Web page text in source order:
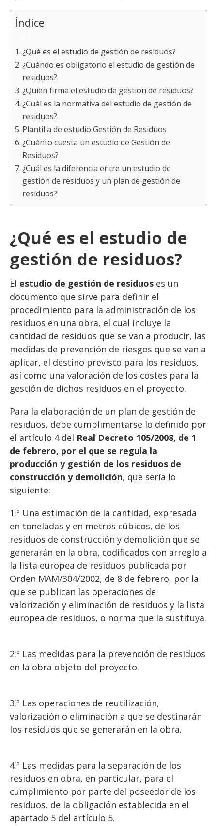
Índice
¿Qué es el estudio de gestión de residuos?
¿Cuándo es obligatorio el estudio de gestión de
residuos?
¿Quién firma el estudio de gestión de residuos?
¿Cuál es la normativa del estudio de gestión de
residuos?
Plantilla de estudio Gestión de Residuos
¿Cuánto cuesta un estudio de Gestión de
Residuos?
¿Cuál es la diferencia entre un estudio de
gestión de residuos y un plan de gestión de
residuos?
¿Qué es el estudio de
gestión de residuos?
El estudio de gestión de residuos es un
documento que sirve para definir el
procedimiento para la administración de los
residuos en una obra, el cual incluye la
cantidad de residuos que se van a producir, las
medidas de prevención de riesgos que se van a
aplicar, el destino previsto para los residuos,
así como una valoración de los costes para la
gestión de dichos residuos en el proyecto.
Para la elaboración de un plan de gestión de
residuos, debe cumplimentarse lo definido por
el artículo 4 del Real Decreto 105/2008, de 1
de febrero, por el que se regula la
producción y gestión de los residuos de
construcción y demolición, que sería lo
siguiente:
1.º Una estimación de la cantidad, expresada
en toneladas y en metros cúbicos, de los
residuos de construcción y demolición que se
generarán en la obra, codificados con arreglo a
la lista europea de residuos publicada por
Orden MAM/304/2002, de 8 de febrero, por la
que se publican las operaciones de
valorización y eliminación de residuos y la lista
europea de residuos, o norma que la sustituya.
2.º Las medidas para la prevención de residuos
en la obra objeto del proyecto.
3.º Las operaciones de reutilización,
valorización o eliminación a que se destinarán
los residuos que se generarán en la obra.
4.º Las medidas para la separación de los
residuos en obra, en particular, para el
cumplimiento por parte del poseedor de los
residuos, de la obligación establecida en el
apartado 5 del artículo 5.